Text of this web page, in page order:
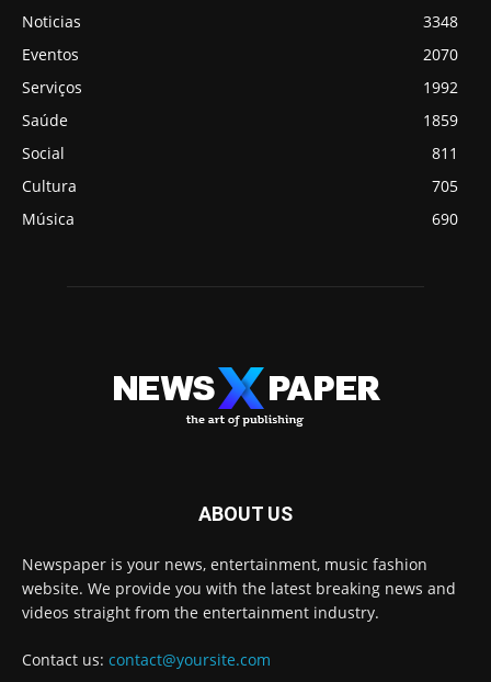
Noticias
3348
Eventos
2070
Serviços
1992
Saúde
1859
Social
811
Cultura
705
Música
690
ABOUT US
Newspaper is your news, entertainment, music fashion
website. We provide you with the latest breaking news and
videos straight from the entertainment industry.
Contact us: contact@yoursite.com